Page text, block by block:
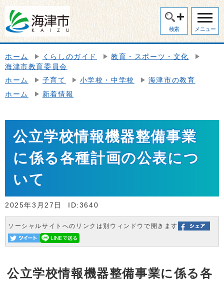
検索 メニュー
ホーム くらしのガイド
教育・スポーツ・文化
海津市教育委員会
ホーム
子育て 小学校・中学校
海津市の教育
ホーム
新着情報
公立学校情報機器整備事業
に係る各種計画の公表につ
いて
2025年3月27日 ID:3640
ソーシャルサイトへのリンクは別ウィンドウで開きます
公立学校情報機器整備事業に係る各